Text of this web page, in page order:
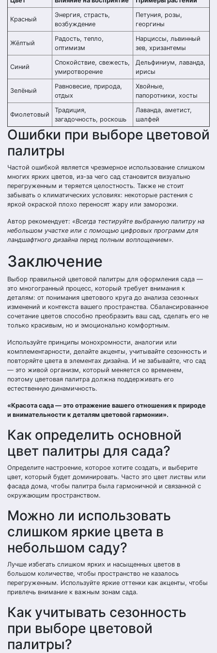
Красный
Энергия, страсть,
возбуждение
Петуния, розы,
георгины
Жёлтый
Радость, тепло,
оптимизм
Нарциссы, львинный
зев, хризантемы
Синий
Спокойствие, свежесть,
умиротворение
Дельфиниум, лаванда,
ирисы
Зелёный
Равновесие, природа,
отдых
Хвойные,
папоротники, хосты
Фиолетовый
Традиция,
загадочность, роскошь
Лаванда, аметист,
шалфей
Ошибки при выборе цветовой
палитры
Частой ошибкой является чрезмерное использование слишком
многих ярких цветов, из-за чего сад становится визуально
перегруженным и теряется целостность. Также не стоит
забывать о климатических условиях: некоторые растения с
яркой окраской плохо переносят жару или заморозки.
Автор рекомендует: «Всегда тестируйте выбранную палитру на
небольшом участке или с помощью цифровых программ для
ландшафтного дизайна перед полным воплощением».
Заключение
Выбор правильной цветовой палитры для оформления сада —
это многогранный процесс, который требует внимания к
деталям: от понимания цветового круга до анализа сезонных
изменений и контекста вашего пространства. Сбалансированное
сочетание цветов способно преобразить ваш сад, сделать его не
только красивым, но и эмоционально комфортным.
Используйте принципы монохромности, аналогии или
комплементарности, делайте акценты, учитывайте сезонность и
повторяйте цвета в элементах дизайна. И не забывайте, что сад
— это живой организм, который меняется со временем,
поэтому цветовая палитра должна поддерживать его
естественную динамичность.
«Красота сада — это отражение вашего отношения к природе
и внимательности к деталям цветовой гармонии».
Как определить основной
цвет палитры для сада?
Определите настроение, которое хотите создать, и выберите
цвет, который будет доминировать. Часто это цвет листвы или
фасада дома, чтобы палитра была гармоничной и связанной с
окружающим пространством.
Можно ли использовать
слишком яркие цвета в
небольшом саду?
Лучше избегать слишком ярких и насыщенных цветов в
большом количестве, чтобы пространство не казалось
перегруженным. Используйте яркие оттенки как акценты, чтобы
привлечь внимание к важным зонам сада.
Как учитывать сезонность
при выборе цветовой
палитры?